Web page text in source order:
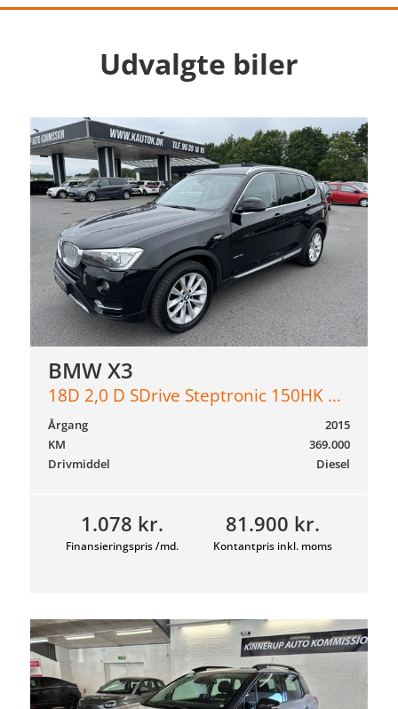
Udvalgte biler
BMW X3
18D 2,0 D SDrive Steptronic 150HK 5d 8g Aut.
1.078 kr.
Finansieringspris /md.
81.900 kr.
Kontantpris inkl. moms
2015
Årgang
369.000
KM
Diesel
Drivmiddel